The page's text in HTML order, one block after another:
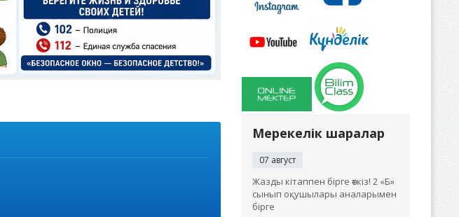
Мерекелік шаралар
07 август
Жазды кітаппен бірге өткіз! 2 «Б»
сынып оқушылары аналарымен
бірге